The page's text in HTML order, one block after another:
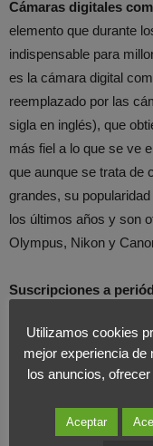
Cámaras digitales
elemento que durante
indispensable para
es la cámara digital
reemplazado por las
sigla en inglés), que
más fiel a lo que se ve
que aunque se trata de
grandes, su
los últimos años y son
Olympus, Nikon y
Suscripciones a
impresos en general
publicidad así como la
periódicos y revistas
que cerrar. Esto se
mayoría de los cuales
Utilizamos cookies
mejor experiencia de
los anuncios,
Aceptar